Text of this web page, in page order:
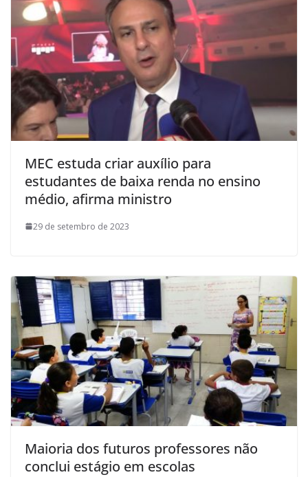
MEC estuda criar auxílio para
estudantes de baixa renda no ensino
médio, afirma ministro
29 de setembro de 2023
Maioria dos futuros professores não
conclui estágio em escolas